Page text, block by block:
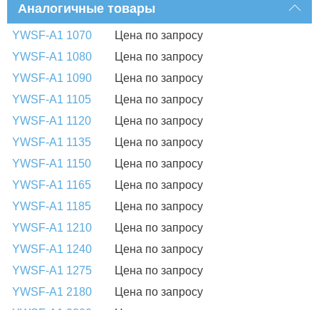
Аналогичные товары
YWSF-A1 1070
Цена по запросу
YWSF-A1 1080
Цена по запросу
YWSF-A1 1090
Цена по запросу
YWSF-A1 1105
Цена по запросу
YWSF-A1 1120
Цена по запросу
YWSF-A1 1135
Цена по запросу
YWSF-A1 1150
Цена по запросу
YWSF-A1 1165
Цена по запросу
YWSF-A1 1185
Цена по запросу
YWSF-A1 1210
Цена по запросу
YWSF-A1 1240
Цена по запросу
YWSF-A1 1275
Цена по запросу
YWSF-A1 2180
Цена по запросу